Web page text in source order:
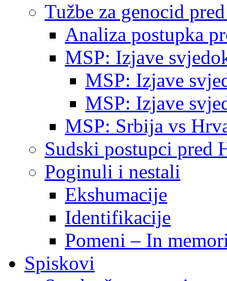
Tužbe za genocid
Analiza postupka
MSP: Izjave
MSP: Izjave
MSP: Izjave
MSP: Srbija vs
Sudski postupci pred
Poginuli i nestali
Ekshumacije
Identifikacije
Pomeni – In
Spiskovi